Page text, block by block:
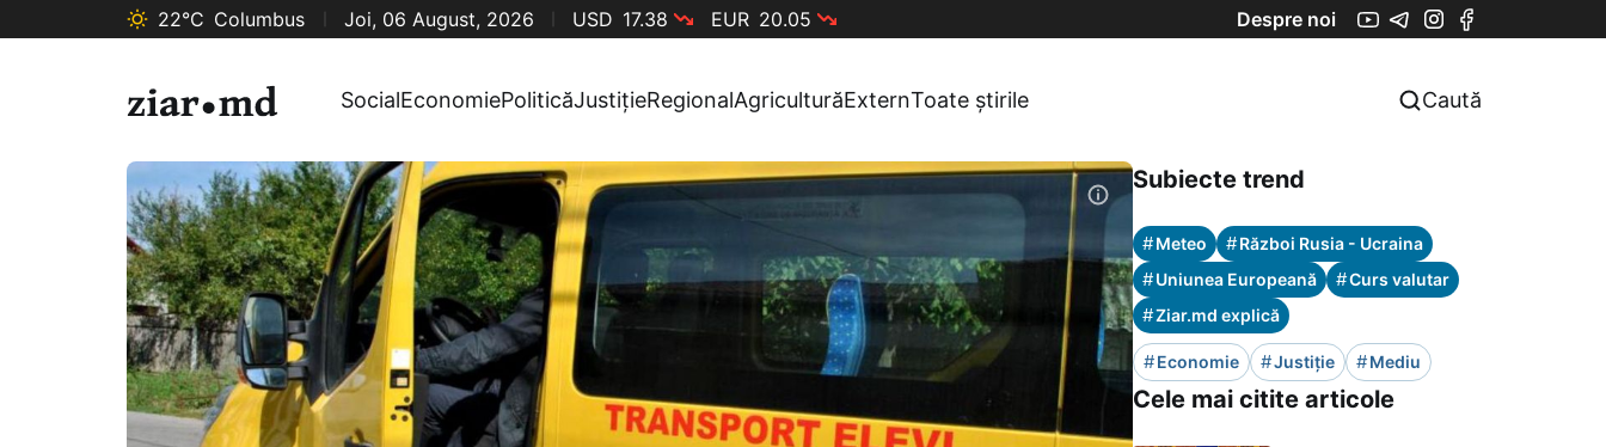
22°C Columbus Joi, 06 August, 2026 USD 17.38 EUR 20.05 Despre noi
SocialEconomiePoliticăJustițieRegionalAgriculturăExternToate știrile Caută
Subiecte trend
#Meteo #Război Rusia - Ucraina
#Uniunea Europeană #Curs valutar
#Ziar.md explică
#Economie #Justiție #Mediu
Cele mai citite articole